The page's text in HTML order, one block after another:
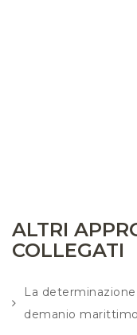
ALTRI
COLLEGATI
La
demanio marittimo